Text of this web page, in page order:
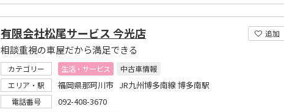
追加
有限会社松尾サービス 今光店
相談重視の車屋だから満足できる
カテゴリー 生活・サービス
中古車情報
エリア・駅
福岡県那珂川市 JR九州博多南線 博多南駅
電話番号 092-408-3670